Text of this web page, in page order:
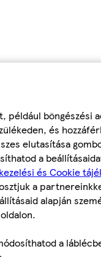
például böngészési
és
elutasítása
a
és Cookie
a
alapján
a